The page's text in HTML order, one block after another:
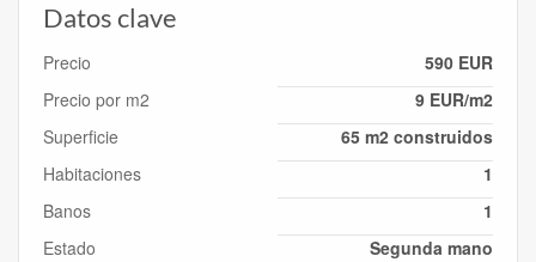
Datos clave
Precio
590 EUR
Precio por m2
9 EUR/m2
Superficie
65 m2 construidos
Habitaciones
1
Banos
1
Estado
Segunda mano